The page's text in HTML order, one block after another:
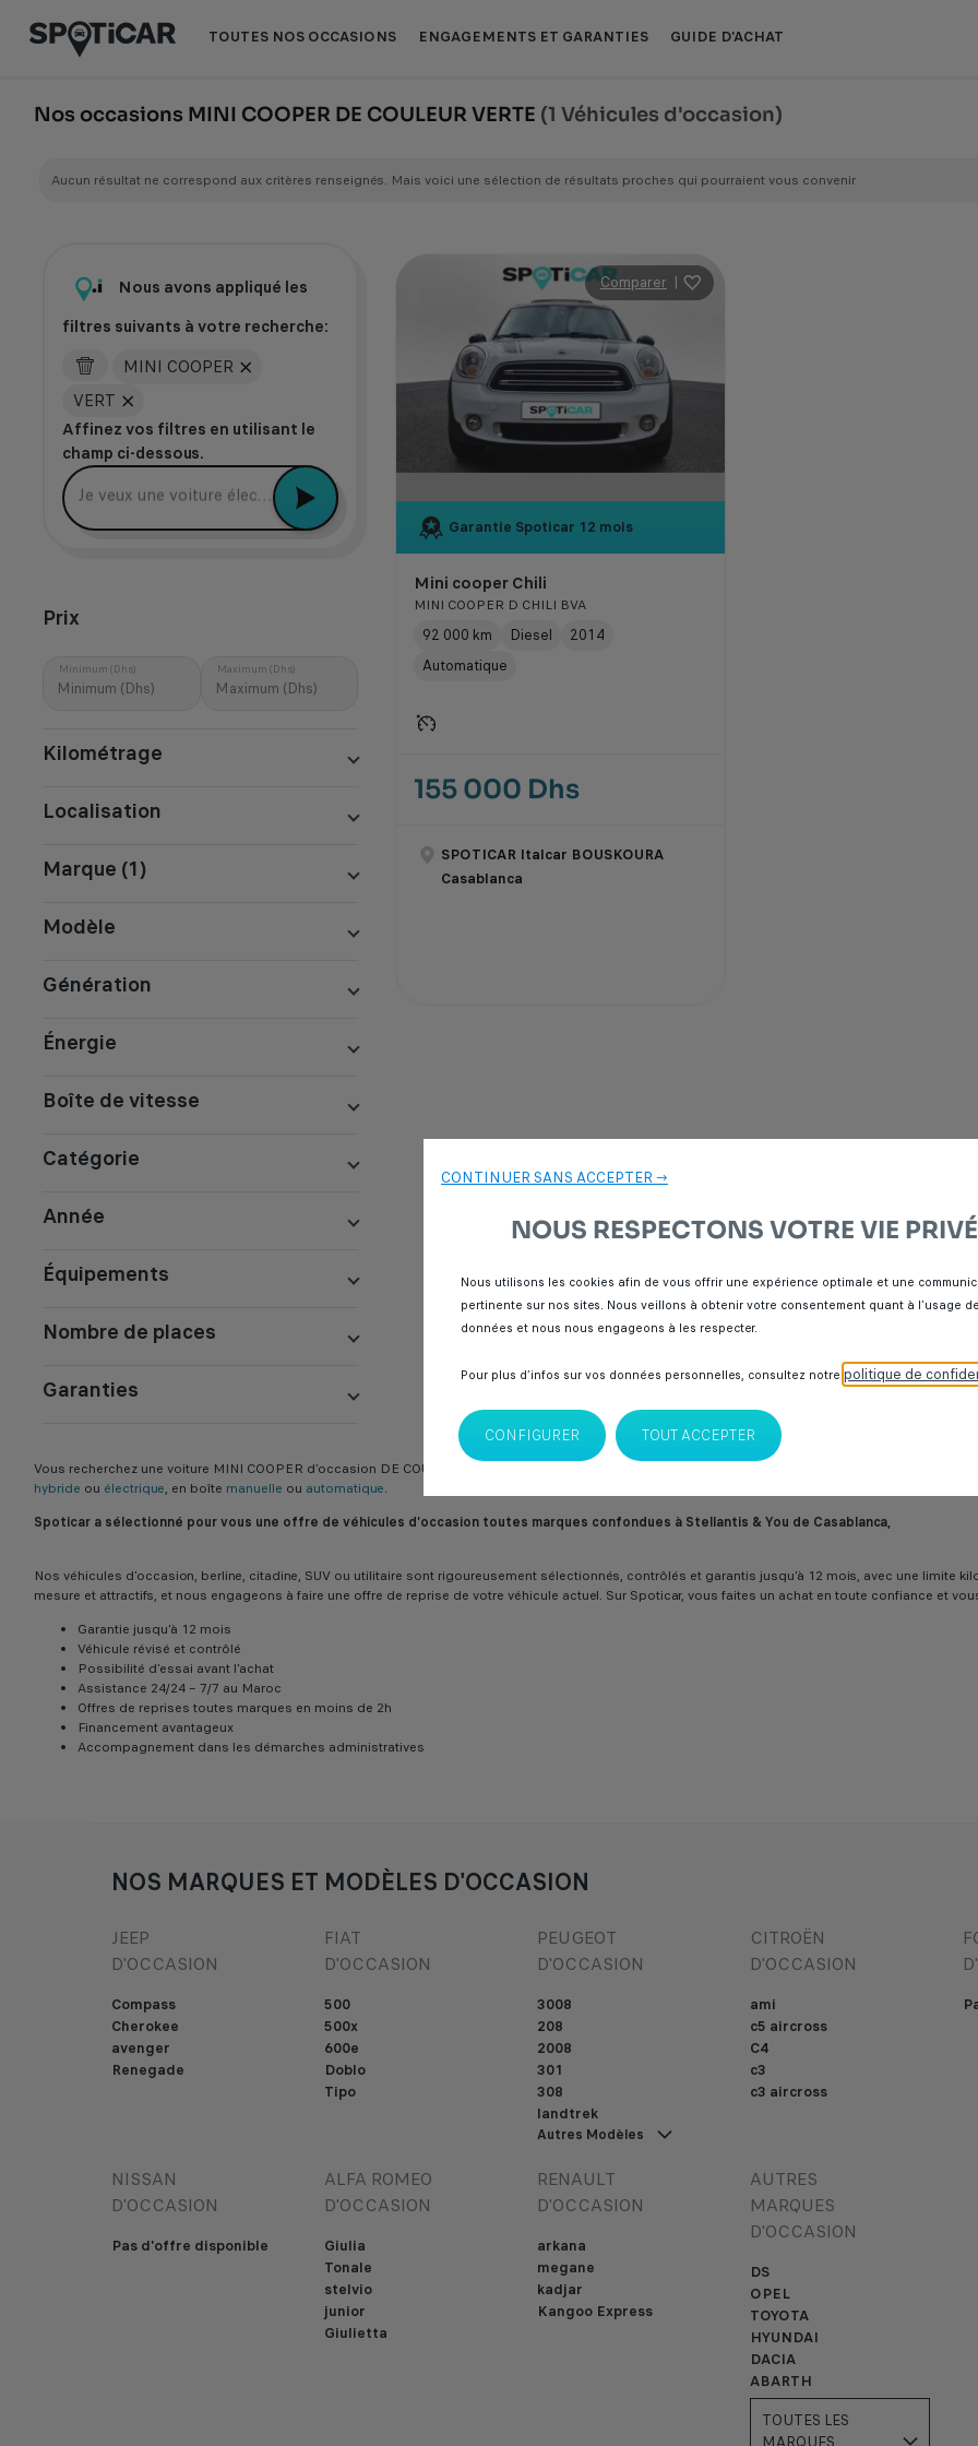
contenu
TOUTES NOS OCCASIONS ENGAGEMENTS ET GARANTIES GUIDE D'ACHAT
Nos occasions MINI COOPER DE COULEUR VERTE (1 Véhicules d'occasion)
Aucun résultat ne correspond aux critères renseignés. Mais voici une sélection de résultats proches qui pourraient vous convenir
Nous avons appliqué les
filtres suivants à votre recherche:
MINI COOPER
VERT
Affinez vos filtres en utilisant le
champ ci-dessous.
Je veux une voiture électrique récente
Prix
Minimum (Dhs) Maximum (Dhs)
Kilométrage
Localisation
Marque (1)
Modèle
Génération
Énergie
Boîte de vitesse
Catégorie
Année
Équipements
Nombre de places
Garanties
Comparer |
Garantie Spoticar 12 mois
Mini cooper Chili
MINI COOPER D CHILI BVA
92 000 km Diesel
2014
Automatique
155 000 Dhs
SPOTICAR Italcar BOUSKOURA
Casablanca
Vous recherchez une voiture MINI COOPER d’occasion DE COULEUR VERTE? Découvrez sur Spoticar notre sélection de
hybride ou électrique, en boîte manuelle ou automatique.
Spoticar a sélectionné pour vous une offre de véhicules d'occasion toutes marques confondues à Stellantis & You de Casablanca,
Nos véhicules d’occasion, berline, citadine, SUV ou utilitaire sont rigoureusement sélectionnés, contrôlés et garantis jusqu’à 12 mois, avec une limite
mesure et attractifs, et nous engageons à faire une offre de reprise de votre véhicule actuel. Sur Spoticar, vous faites un achat en toute confiance et
Garantie jusqu’à 12 mois
Véhicule révisé et contrôlé
Possibilité d’essai avant l’achat
Assistance 24/24 – 7/7 au Maroc
Offres de reprises toutes marques en moins de 2h
Financement avantageux
Accompagnement dans les démarches administratives
NOS MARQUES ET MODÈLES D'OCCASION
JEEP
D'OCCASION
Compass
Cherokee
avenger
Renegade
FIAT
D'OCCASION
500
500x
600e
Doblo
Tipo
PEUGEOT
D'OCCASION
3008
208
2008
301
308
landtrek
Autres Modèles
CITROËN
D'OCCASION
ami
c5 aircross
C4
c3
c3 aircross
NISSAN
D'OCCASION
Pas d'offre disponible
ALFA ROMEO
D'OCCASION
Giulia
Tonale
stelvio
junior
Giulietta
RENAULT
D'OCCASION
arkana
megane
kadjar
Kangoo Express
AUTRES
MARQUES
D'OCCASION
DS
OPEL
TOYOTA
HYUNDAI
DACIA
ABARTH
TOUTES LES
CONTINUER SANS ACCEPTER →
NOUS RESPECTONS VOTRE VIE
Nous utilisons les cookies afin de vous offrir une expérience optimale et une
pertinente sur nos sites. Nous veillons à obtenir votre consentement quant à l’usage
données et nous nous engageons à les respecter.
Pour plus d’infos sur vos données personnelles, consultez notre politique de
CONFIGURER TOUT ACCEPTER